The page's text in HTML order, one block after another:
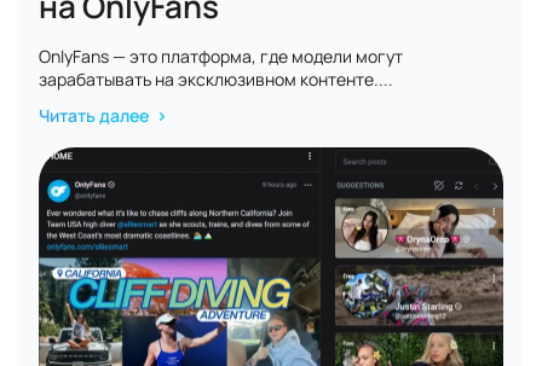
OnlyFans — это платформа, где модели могут
зарабатывать на эксклюзивном контенте....
Читать далее